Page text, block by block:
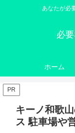
あなたが必
必
ホーム
PR
キーノ和歌
ス 駐車場や